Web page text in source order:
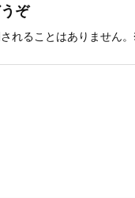
ぞ
れることはありません。